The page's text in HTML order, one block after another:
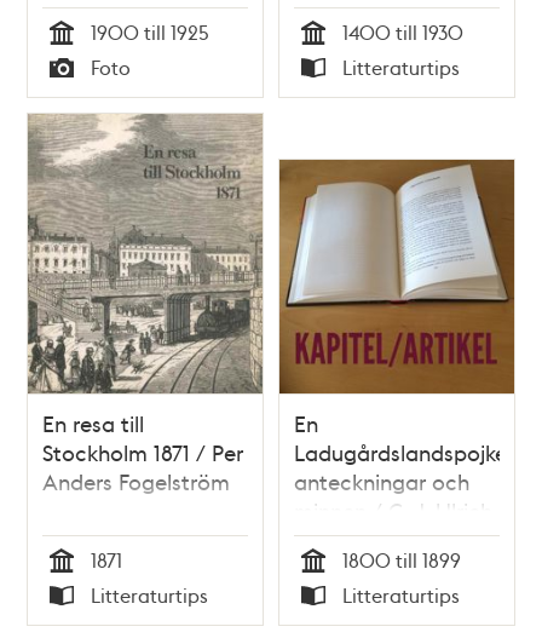
Tid
1900 till 1925
Typ
Foto Tid
1400 till 1930
Typ
Litteraturtips
En resa till
Stockholm 1871 / Per
Anders Fogelström
Tid
1871
Typ
Litteraturtips
En
Ladugårdslandspojkes
anteckningar och
minnen / C. J. Ulrich
Tid
1800 till 1899
Typ
Litteraturtips